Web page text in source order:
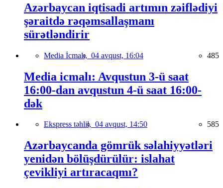
Azərbaycan iqtisadi artımın zəiflədiyi
şəraitdə rəqəmsallaşmanı
sürətləndirir
Media İcmalı, 04 avqust, 16:04 485
Media icmalı: Avqustun 3-ü saat
16:00-dan avqustun 4-ü saat 16:00-
dək
Ekspress təhlil, 04 avqust, 14:50 585
Azərbaycanda gömrük səlahiyyətləri
yenidən bölüşdürülür: islahat
çevikliyi artıracaqmı?